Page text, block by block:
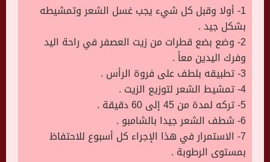
1- أولا وقبل كل شيء يجب غسل الشعر وتمشيطه
بشكل جيد .
2- وضع بضع قطرات من زيت العصفر في راحة اليد
وفرك اليدين معاً .
3- تطبيقه بلطف على فروة الرأس .
4- تمشيط الشعر لتوزيع الزيت .
5- تركه لمدة من 45 إلى 60 دقيقة .
6- شطف الشعر جيدا بالشامبو .
7- الاستمرار في هذا الإجراء كل أسبوع للاحتفاظ
بمستوى الرطوبة .